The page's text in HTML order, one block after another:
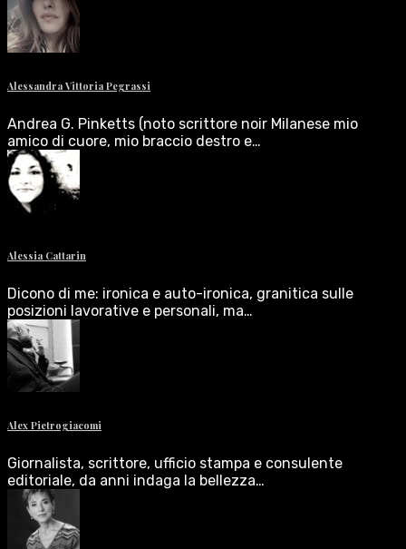
Alessandra Vittoria Pegrassi
Andrea G. Pinketts (noto scrittore noir Milanese mio
amico di cuore, mio braccio destro e…
Alessia Cattarin
Dicono di me: ironica e auto-ironica, granitica sulle
posizioni lavorative e personali, ma…
Alex Pietrogiacomi
Giornalista, scrittore, ufficio stampa e consulente
editoriale, da anni indaga la bellezza…